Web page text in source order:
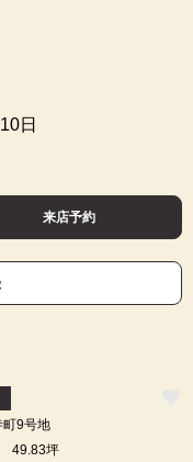
日
来店予約
町9号地
49.83坪